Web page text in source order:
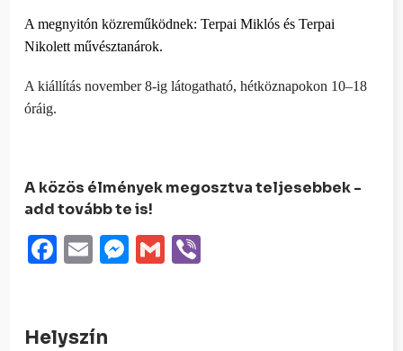
A megnyitón közreműködnek: Terpai Miklós és Terpai
Nikolett művésztanárok.
A kiállítás november 8-ig látogatható, hétköznapokon 10–18
óráig.
A közös élmények megosztva teljesebbek -
add tovább te is!
Facebook
EmailMessenger
Gmail
Helyszín